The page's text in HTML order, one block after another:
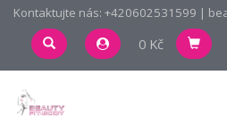
Kontaktujte nás: +420602531599 |
0 Kč